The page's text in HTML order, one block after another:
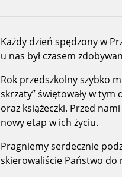
Każdy dzień spędzony w
u nas był czasem
Rok przedszkolny szybko
skrzaty” świętowały w
oraz książeczki. Przed
nowy etap w ich życiu.
Pragniemy serdecznie
skierowaliście Państwo do